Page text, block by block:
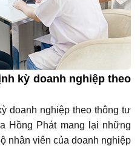
kỳ doanh nghiệp theo
doanh nghiệp theo thông tư
Hồng Phát mang lại những
nhân viên của doanh nghiệp